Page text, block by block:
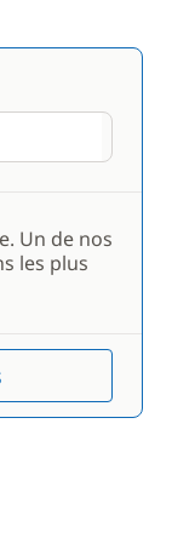
Un de nos
les plus